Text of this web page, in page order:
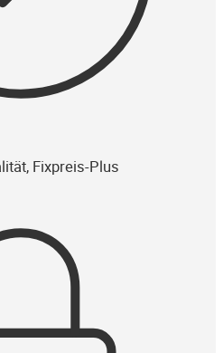
Fixpreis-Plus